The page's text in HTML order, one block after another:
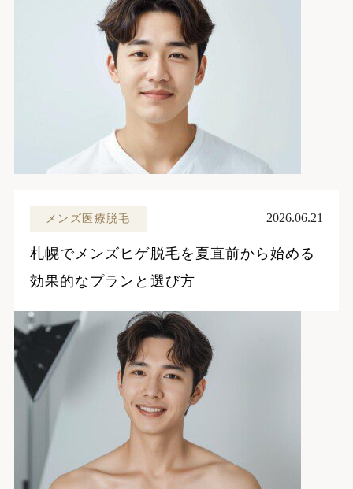
メンズ医療脱毛 2026.06.21
札幌でメンズヒゲ脱毛を夏直前から始める
効果的なプランと選び方